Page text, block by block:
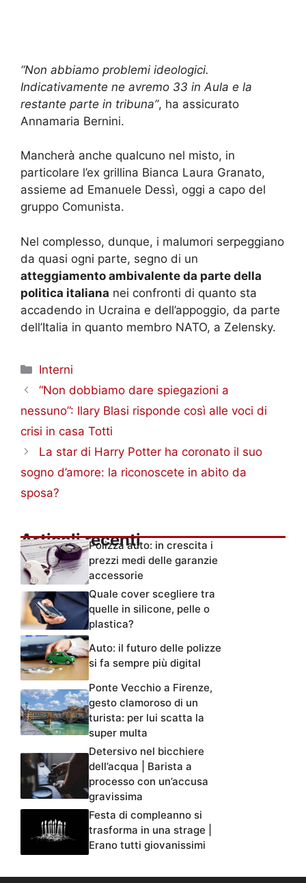
“Non abbiamo problemi ideologici.
Indicativamente ne avremo 33 in Aula e la
restante parte in tribuna”, ha assicurato
Annamaria Bernini.
Mancherà anche qualcuno nel misto, in
particolare l’ex grillina Bianca Laura Granato,
assieme ad Emanuele Dessì, oggi a capo del
gruppo Comunista.
Nel complesso, dunque, i malumori serpeggiano
da quasi ogni parte, segno di un
atteggiamento ambivalente da parte della
politica italiana nei confronti di quanto sta
accadendo in Ucraina e dell’appoggio, da parte
dell’Italia in quanto membro NATO, a Zelensky.
Categorie
Interni
“Non dobbiamo dare spiegazioni a
nessuno”: Ilary Blasi risponde così alle voci di
crisi in casa Totti
La star di Harry Potter ha coronato il suo
sogno d’amore: la riconoscete in abito da
sposa?
Articoli recentiPolizza auto: in crescita i
prezzi medi delle garanzie
accessorie
Quale cover scegliere tra
quelle in silicone, pelle o
plastica?
Auto: il futuro delle polizze
si fa sempre più digital
Ponte Vecchio a Firenze,
gesto clamoroso di un
turista: per lui scatta la
super multa
Detersivo nel bicchiere
dell’acqua | Barista a
processo con un’accusa
gravissima
Festa di compleanno si
trasforma in una strage |
Erano tutti giovanissimi